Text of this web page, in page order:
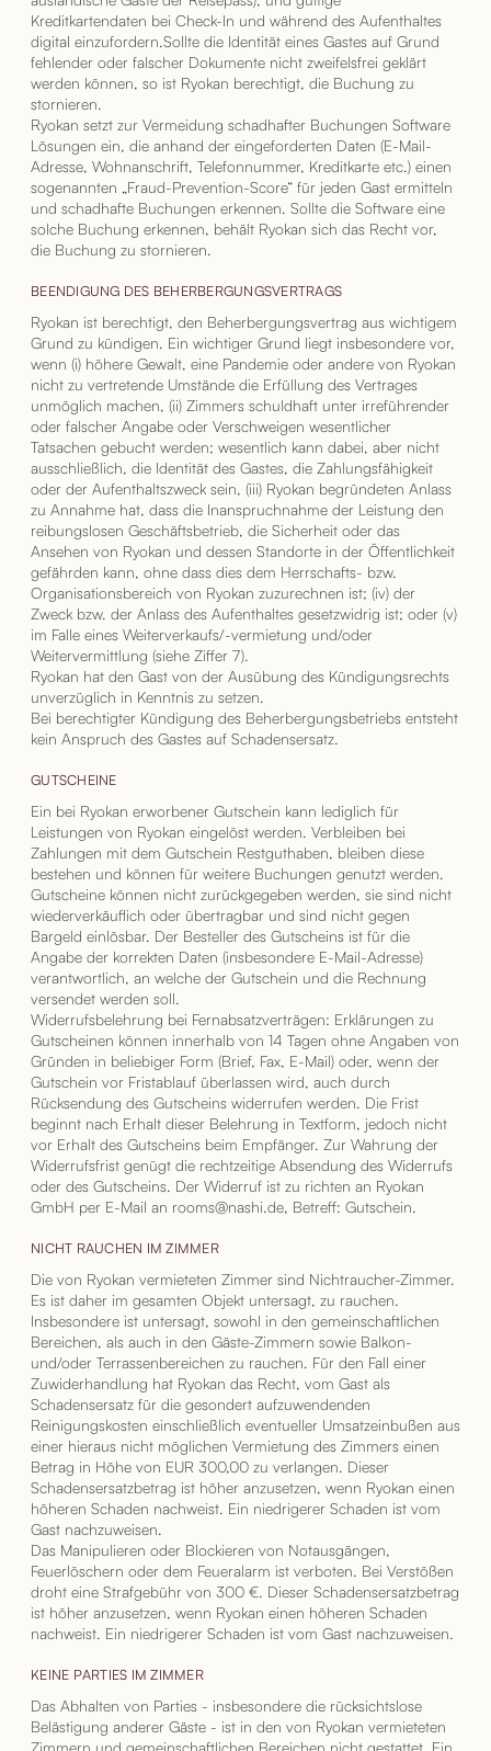
Kreditkartendaten bei Check-In und während des Aufenthaltes
digital einzufordern.Sollte die Identität eines Gastes auf Grund
fehlender oder falscher Dokumente nicht zweifelsfrei geklärt
werden können, so ist Ryokan berechtigt, die Buchung zu
stornieren.
Ryokan setzt zur Vermeidung schadhafter Buchungen Software
Lösungen ein, die anhand der eingeforderten Daten (E-Mail-
Adresse, Wohnanschrift, Telefonnummer, Kreditkarte etc.) einen
sogenannten „Fraud-Prevention-Score“ für jeden Gast ermitteln
und schadhafte Buchungen erkennen. Sollte die Software eine
solche Buchung erkennen, behält Ryokan sich das Recht vor,
die Buchung zu stornieren.
BEENDIGUNG DES BEHERBERGUNGSVERTRAGS
Ryokan ist berechtigt, den Beherbergungsvertrag aus wichtigem
Grund zu kündigen. Ein wichtiger Grund liegt insbesondere vor,
wenn (i) höhere Gewalt, eine Pandemie oder andere von Ryokan
nicht zu vertretende Umstände die Erfüllung des Vertrages
unmöglich machen, (ii) Zimmers schuldhaft unter irreführender
oder falscher Angabe oder Verschweigen wesentlicher
Tatsachen gebucht werden; wesentlich kann dabei, aber nicht
ausschließlich, die Identität des Gastes, die Zahlungsfähigkeit
oder der Aufenthaltszweck sein, (iii) Ryokan begründeten Anlass
zu Annahme hat, dass die Inanspruchnahme der Leistung den
reibungslosen Geschäftsbetrieb, die Sicherheit oder das
Ansehen von Ryokan und dessen Standorte in der Öffentlichkeit
gefährden kann, ohne dass dies dem Herrschafts- bzw.
Organisationsbereich von Ryokan zuzurechnen ist; (iv) der
Zweck bzw. der Anlass des Aufenthaltes gesetzwidrig ist; oder (v)
im Falle eines Weiterverkaufs/-vermietung und/oder
Weitervermittlung (siehe Ziffer 7).
Ryokan hat den Gast von der Ausübung des Kündigungsrechts
unverzüglich in Kenntnis zu setzen.
Bei berechtigter Kündigung des Beherbergungsbetriebs entsteht
kein Anspruch des Gastes auf Schadensersatz.
GUTSCHEINE
Ein bei Ryokan erworbener Gutschein kann lediglich für
Leistungen von Ryokan eingelöst werden. Verbleiben bei
Zahlungen mit dem Gutschein Restguthaben, bleiben diese
bestehen und können für weitere Buchungen genutzt werden.
Gutscheine können nicht zurückgegeben werden, sie sind nicht
wiederverkäuflich oder übertragbar und sind nicht gegen
Bargeld einlösbar. Der Besteller des Gutscheins ist für die
Angabe der korrekten Daten (insbesondere E-Mail-Adresse)
verantwortlich, an welche der Gutschein und die Rechnung
versendet werden soll.
Widerrufsbelehrung bei Fernabsatzverträgen: Erklärungen zu
Gutscheinen können innerhalb von 14 Tagen ohne Angaben von
Gründen in beliebiger Form (Brief, Fax, E-Mail) oder, wenn der
Gutschein vor Fristablauf überlassen wird, auch durch
Rücksendung des Gutscheins widerrufen werden. Die Frist
beginnt nach Erhalt dieser Belehrung in Textform, jedoch nicht
vor Erhalt des Gutscheins beim Empfänger. Zur Wahrung der
Widerrufsfrist genügt die rechtzeitige Absendung des Widerrufs
oder des Gutscheins. Der Widerruf ist zu richten an Ryokan
GmbH per E-Mail an rooms@nashi.de, Betreff: Gutschein.
NICHT RAUCHEN IM ZIMMER
Die von Ryokan vermieteten Zimmer sind Nichtraucher-Zimmer.
Es ist daher im gesamten Objekt untersagt, zu rauchen.
Insbesondere ist untersagt, sowohl in den gemeinschaftlichen
Bereichen, als auch in den Gäste-Zimmern sowie Balkon-
und/oder Terrassenbereichen zu rauchen. Für den Fall einer
Zuwiderhandlung hat Ryokan das Recht, vom Gast als
Schadensersatz für die gesondert aufzuwendenden
Reinigungskosten einschließlich eventueller Umsatzeinbußen aus
einer hieraus nicht möglichen Vermietung des Zimmers einen
Betrag in Höhe von EUR 300,00 zu verlangen. Dieser
Schadensersatzbetrag ist höher anzusetzen, wenn Ryokan einen
höheren Schaden nachweist. Ein niedrigerer Schaden ist vom
Gast nachzuweisen.
Das Manipulieren oder Blockieren von Notausgängen,
Feuerlöschern oder dem Feueralarm ist verboten. Bei Verstößen
droht eine Strafgebühr von 300 €. Dieser Schadensersatzbetrag
ist höher anzusetzen, wenn Ryokan einen höheren Schaden
nachweist. Ein niedrigerer Schaden ist vom Gast nachzuweisen.
KEINE PARTIES IM ZIMMER
Das Abhalten von Parties - insbesondere die rücksichtslose
Belästigung anderer Gäste - ist in den von Ryokan vermieteten
Zimmern und gemeinschaftlichen Bereichen nicht gestattet. Ein